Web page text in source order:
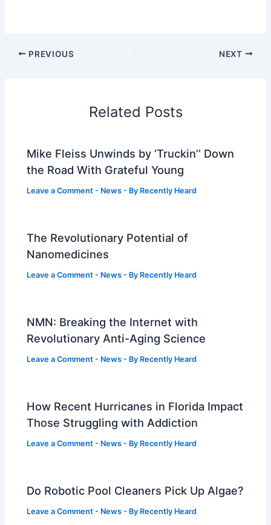
PREVIOUS NEXT
Related Posts
Mike Fleiss Unwinds by ‘Truckin’’ Down
the Road With Grateful Young
Leave a Comment - News - By Recently Heard
The Revolutionary Potential of
Nanomedicines
Leave a Comment - News - By Recently Heard
NMN: Breaking the Internet with
Revolutionary Anti-Aging Science
Leave a Comment - News - By Recently Heard
How Recent Hurricanes in Florida Impact
Those Struggling with Addiction
Leave a Comment - News - By Recently Heard
Do Robotic Pool Cleaners Pick Up Algae?
Leave a Comment - News - By Recently Heard